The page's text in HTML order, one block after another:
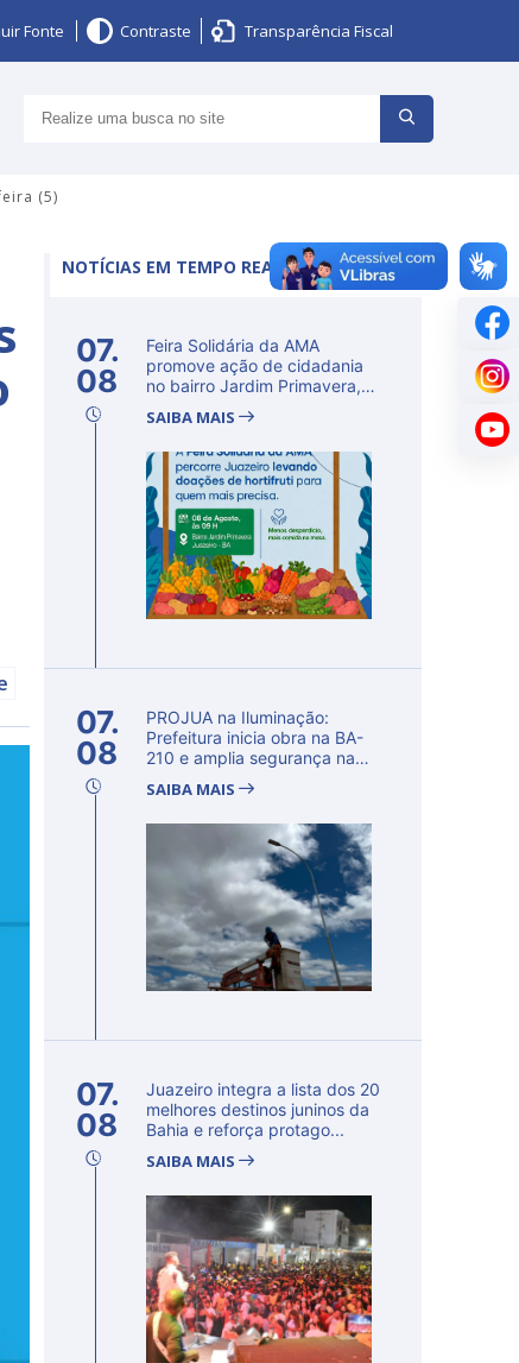
Fonte Contraste Transparência Fiscal
(5)
NOTÍCIAS EM TEMPO REAL
07.
08
Feira Solidária da AMA
promove ação de cidadania
no bairro Jardim Primavera,
SAIBA MAIS
07.
08
PROJUA na Iluminação:
Prefeitura inicia obra na BA-
210 e amplia segurança na
SAIBA MAIS
07.
08
Juazeiro integra a lista dos 20
melhores destinos juninos da
Bahia e reforça protago...
SAIBA MAIS